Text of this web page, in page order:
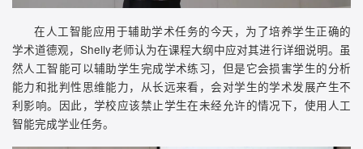
在人工智能应用于辅助学术任务的今天，为了培养学生正确的
学术道德观，Shelly老师认为在课程大纲中应对其进行详细说明。虽
然人工智能可以辅助学生完成学术练习，但是它会损害学生的分析
能力和批判性思维能力，从长远来看，会对学生的学术发展产生不
利影响。因此，学校应该禁止学生在未经允许的情况下，使用人工
智能完成学业任务。